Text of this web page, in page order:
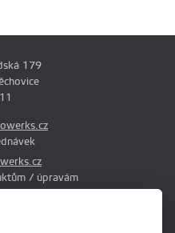
179
/ úpravám